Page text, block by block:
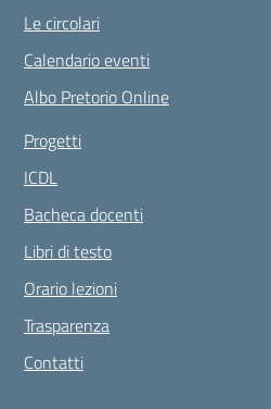
Le circolari
Calendario eventi
Albo Pretorio Online
Progetti
ICDL
Bacheca docenti
Libri di testo
Orario lezioni
Trasparenza
Contatti